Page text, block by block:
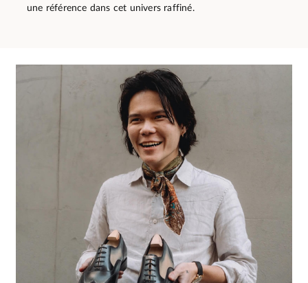
une référence dans cet univers raffiné.